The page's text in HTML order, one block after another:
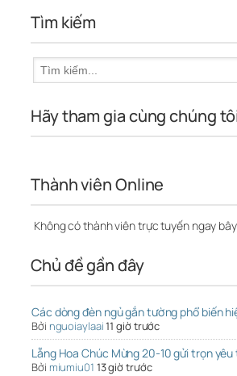
Tìm kiếm
Hãy tham gia cùng chúng
Thành viên Online
Không có thành viên trực tuyến ngay
Chủ đề gần đây
Các dòng đèn ngủ gắn tường phổ biến
Bởi nguoiaylaai11 giờ trước
Lẵng Hoa Chúc Mừng 20-10 gửi trọn
Bởi miumiu01 13 giờ trước